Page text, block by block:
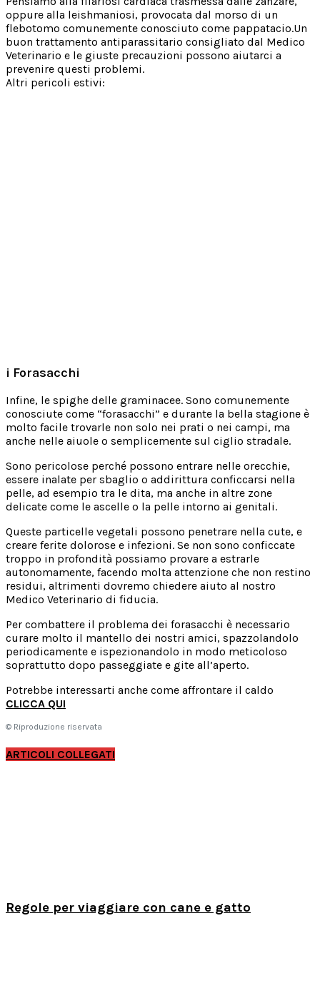
oppure alla leishmaniosi, provocata dal morso di un
flebotomo comunemente conosciuto come pappatacio.Un
buon trattamento antiparassitario consigliato dal Medico
Veterinario e le giuste precauzioni possono aiutarci a
prevenire questi problemi.
Altri pericoli estivi:
i Forasacchi
Infine, le spighe delle graminacee. Sono comunemente
conosciute come “forasacchi” e durante la bella stagione è
molto facile trovarle non solo nei prati o nei campi, ma
anche nelle aiuole o semplicemente sul ciglio stradale.
Sono pericolose perché possono entrare nelle orecchie,
essere inalate per sbaglio o addirittura conficcarsi nella
pelle, ad esempio tra le dita, ma anche in altre zone
delicate come le ascelle o la pelle intorno ai genitali.
Queste particelle vegetali possono penetrare nella cute, e
creare ferite dolorose e infezioni. Se non sono conficcate
troppo in profondità possiamo provare a estrarle
autonomamente, facendo molta attenzione che non restino
residui, altrimenti dovremo chiedere aiuto al nostro
Medico Veterinario di fiducia.
Per combattere il problema dei forasacchi è necessario
curare molto il mantello dei nostri amici, spazzolandolo
periodicamente e ispezionandolo in modo meticoloso
soprattutto dopo passeggiate e gite all’aperto.
Potrebbe interessarti anche come affrontare il caldo
CLICCA QUI
© Riproduzione riservata
ARTICOLI COLLEGATI
Regole per viaggiare con cane e gatto